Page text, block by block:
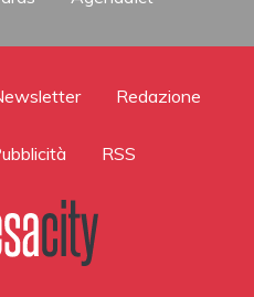
Redazione
RSS